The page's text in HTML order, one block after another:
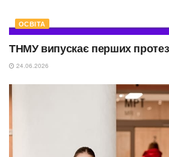
ОСВІТА
ТНМУ випускає перших
24.06.2026